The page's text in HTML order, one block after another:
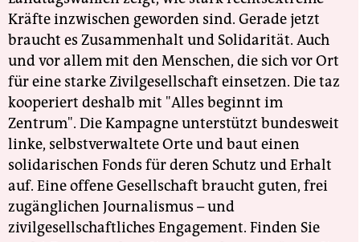
Kräfte inzwischen geworden sind. Gerade jetzt
braucht es Zusammenhalt und Solidarität. Auch
und vor allem mit den Menschen, die sich vor Ort
für eine starke Zivilgesellschaft einsetzen. Die taz
kooperiert deshalb mit "Alles beginnt im
Zentrum". Die Kampagne unterstützt bundesweit
linke, selbstverwaltete Orte und baut einen
solidarischen Fonds für deren Schutz und Erhalt
auf. Eine offene Gesellschaft braucht guten, frei
zugänglichen Journalismus – und
zivilgesellschaftliches Engagement. Finden Sie